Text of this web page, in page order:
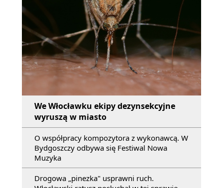
We Włocławku ekipy dezynsekcyjne
wyruszą w miasto
O współpracy kompozytora z wykonawcą. W
Bydgoszczy odbywa się Festiwal Nowa
Muzyka
Drogowa „pinezka" usprawni ruch.